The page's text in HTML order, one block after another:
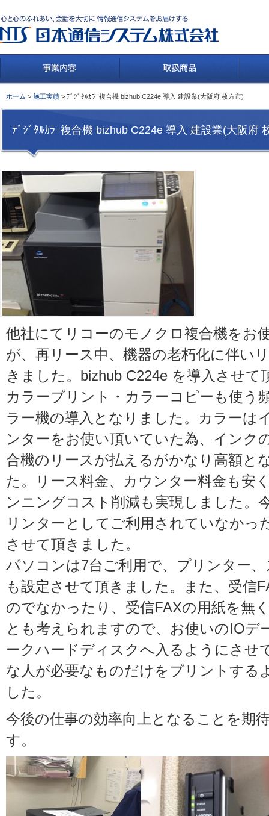
ホーム > 施工実績 > ﾃﾞｼﾞﾀﾙｶﾗｰ複合機 bizhub C224e 導入 建設業(大阪府 枚方市)
ﾃﾞｼﾞﾀﾙｶﾗｰ複合機 bizhub C224e 導入 建設業(大阪府
他社にてリコーのモノクロ複合機をお
が、再リース中、機器の老朽化に伴い
きました。bizhub C224e を導入させて
カラープリント・カラーコピーも使う
ラー機の導入となりました。カラーは
ンターをお使い頂いていた為、インク
合機のリースが払えるがかなり高額と
た。リース料金、カウンター料金も安
ンニングコスト削減も実現しました。
リンターとしてご利用されていなかっ
させて頂きました。
パソコンは7台ご利用で、プリンター
も設定させて頂きました。また、受信
のでなかったり、受信FAXの用紙を無
とも考えられますので、お使いのIOデ
ークハードディスクへ入るようにさせ
な人が必要なものだけをプリントする
した。
今後の仕事の効率向上となることを期
す。